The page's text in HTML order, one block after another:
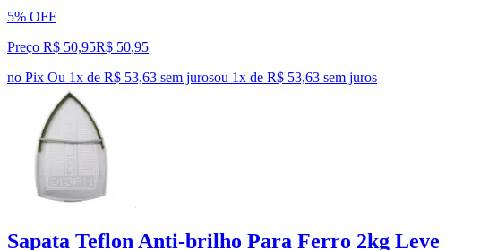
5% OFF
Preço R$ 50,95R$ 50,95
no Pix Ou 1x de R$ 53,63 sem jurosou 1x de R$ 53,63 sem juros
Sapata Teflon Anti-brilho Para Ferro 2kg Leve